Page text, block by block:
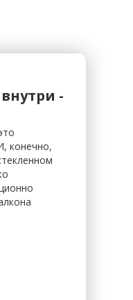
-
конечно,